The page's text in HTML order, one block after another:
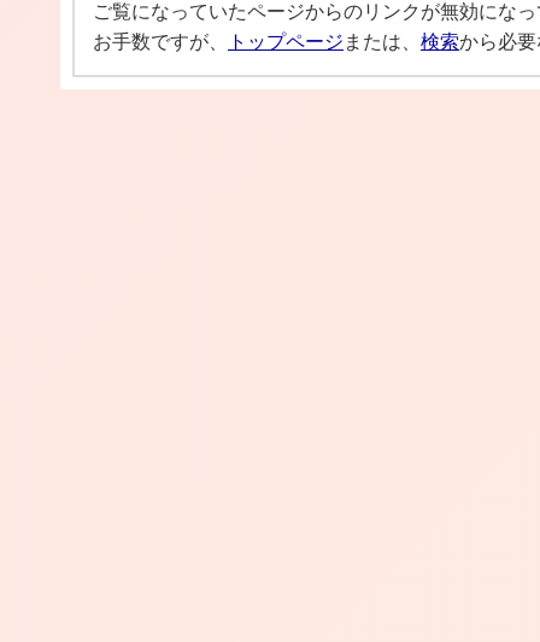
ご覧になっていたページからのリンクが無効にな
お手数ですが、
トップページ または、 検索から必